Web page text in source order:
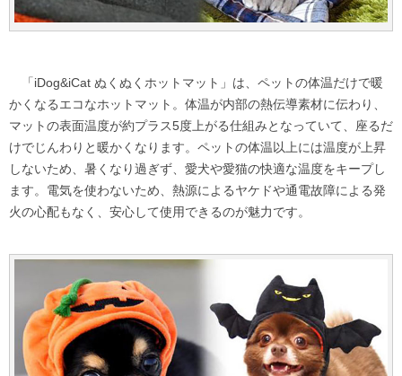
「iDog&iCat ぬくぬくホットマット」は、ペットの体温だけで暖
かくなるエコなホットマット。体温が内部の熱伝導素材に伝わり、
マットの表面温度が約プラス5度上がる仕組みとなっていて、座るだ
けでじんわりと暖かくなります。ペットの体温以上には温度が上昇
しないため、暑くなり過ぎず、愛犬や愛猫の快適な温度をキープし
ます。電気を使わないため、熱源によるヤケドや通電故障による発
火の心配もなく、安心して使用できるのが魅力です。